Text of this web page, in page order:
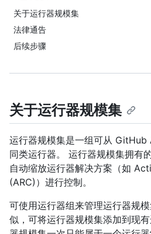
关于运行器规模集
法律通告
后续步骤
关于运行器规模集
运行器规模集是一组可从
同类运行器。 运行器规模集拥有
自动缩放运行器解决方案（如
(ARC)）进行控制。
可使用运行器组来管理运行器规
似，可将运行器规模集添加到现